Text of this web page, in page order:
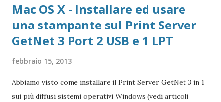
Mac OS X - Installare ed usare
una stampante sul Print Server
GetNet 3 Port 2 USB e 1 LPT
febbraio 15, 2013
Abbiamo visto come installare il Print Server GetNet 3 in 1
sui più diffusi sistemi operativi Windows (vedi articoli